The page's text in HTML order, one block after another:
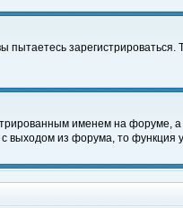
именем на форуме,
из форума, то